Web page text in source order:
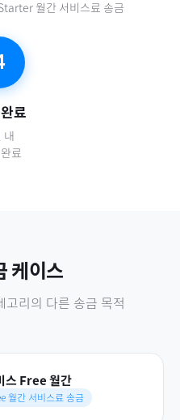
월간 서비스료 송금
료
내
료
케이스
고리의 다른 송금 목적
스 Free 월간
월간 서비스료 송금